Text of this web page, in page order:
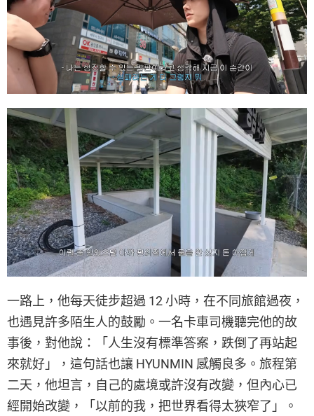
一路上，他每天徒步超過 12 小時，在不同旅館過夜，
也遇見許多陌生人的鼓勵。一名卡車司機聽完他的故
事後，對他說：「人生沒有標準答案，跌倒了再站起
來就好」，這句話也讓 HYUNMIN 感觸良多。旅程第
二天，他坦言，自己的處境或許沒有改變，但內心已
經開始改變，「以前的我，把世界看得太狹窄了」。